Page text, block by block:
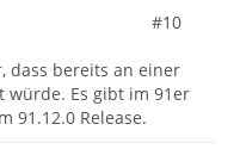
#10
dass bereits an einer
würde. Es gibt im 91er
91.12.0 Release.